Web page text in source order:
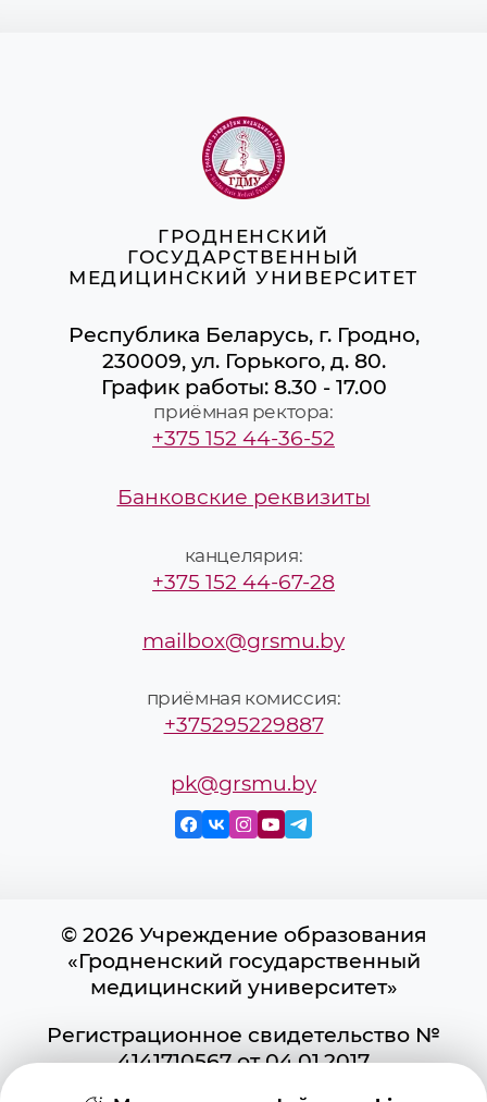
ГРОДНЕНСКИЙ
ГОСУДАРСТВЕННЫЙ
МЕДИЦИНСКИЙ УНИВЕРСИТЕТ
Республика Беларусь, г. Гродно,
230009, ул. Горького, д. 80.
График работы: 8.30 - 17.00
приёмная ректора:
+375 152 44-36-52
Банковские реквизиты
канцелярия:
+375 152 44-67-28
mailbox@grsmu.by
приёмная комиссия:
+375295229887
pk@grsmu.by
© 2026 Учреждение образования
«Гродненский государственный
медицинский университет»
Регистрационное свидетельство №
4141710567 от 04.01.2017